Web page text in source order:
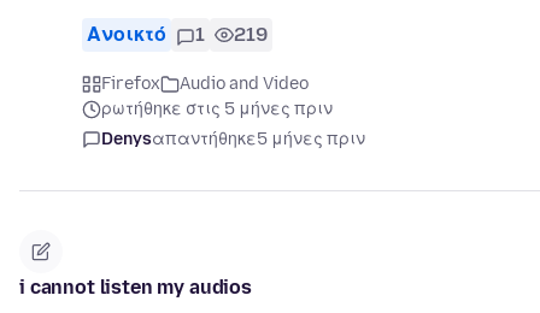
Ανοικτό 1 219
Firefox
Audio and Video
ρωτήθηκε στις 5 μήνες πριν
Denysαπαντήθηκε5 μήνες πριν
i cannot listen my audios